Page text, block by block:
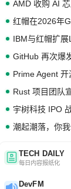
红帽在2026年
GitHub 再次爆
潮起潮落，你
TECH DAILY
每日内容报纸化
DevFM